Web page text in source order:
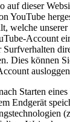
auf dieser
YouTube
welche unserer
Account
Surfverhalten
Dies können
Starten
Endgerät